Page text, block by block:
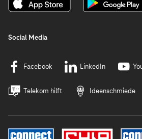
Social Media
Facebook LinkedIn
Telekom hilft Ideenschmiede